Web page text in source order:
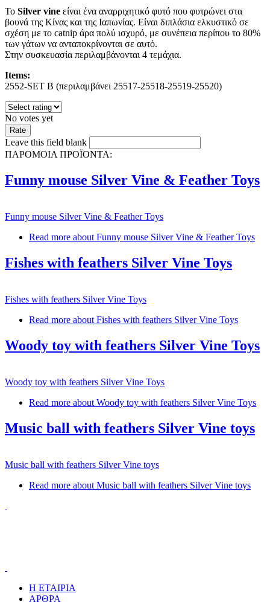
Το Silver vine είναι ένα αναρριχητικό φυτό που φυτρώνει στα
βουνά της Κίνας και της Ιαπωνίας. Είναι διπλάσια ελκυστικό σε
σχέση με το catnip άρα πολύ ισχυρό, με συνέπεια περίπου το 80%
των γάτων να ανταποκρίνονται σε αυτό.
Στην συσκευασία περιλαμβάνονται 4 τεμάχια.
Items:
2552-SET B (περιλαμβάνει 25517-25518-25519-25520)
No votes yet
Leave this field blank
ΠΑΡΟΜΟΙΑ ΠΡΟΪΟΝΤΑ:
Funny mouse Silver Vine & Feather Toys
Funny mouse Silver Vine & Feather Toys
Read more about Funny mouse Silver Vine & Feather Toys
Fishes with feathers Silver Vine Toys
Fishes with feathers Silver Vine Toys
Read more about Fishes with feathers Silver Vine Toys
Woody toy with feathers Silver Vine Toys
Woody toy with feathers Silver Vine Toys
Read more about Woody toy with feathers Silver Vine Toys
Music ball with feathers Silver Vine toys
Music ball with feathers Silver Vine toys
Read more about Music ball with feathers Silver Vine toys
Η ΕΤΑΙΡΙΑ
ΑΡΘΡΑ